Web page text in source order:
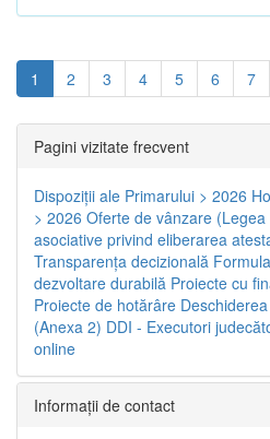
1 2 3 4 5 6 7
Pagini vizitate frecvent
Dispoziţii ale Primarului > 2026
> 2026 Oferte de vânzare (Legea
asociative privind eliberarea
Transparenţa decizională
dezvoltare durabilă Proiecte cu
Proiecte de hotărâre
(Anexa 2) DDI - Executori
online
Informaţii de contact